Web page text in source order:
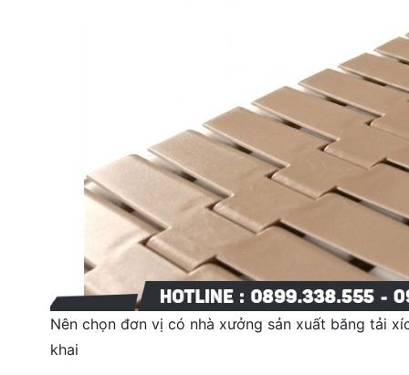
Nên chọn đơn vị có nhà xưởng sản xuất băng tải
khai